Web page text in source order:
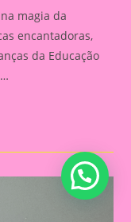
magia da
encantadoras,
da Educação